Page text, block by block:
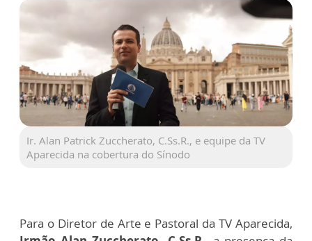
Ir. Alan Patrick Zuccherato, C.Ss.R., e equipe da TV
Aparecida na cobertura do Sínodo
Para o Diretor de Arte e Pastoral da TV Aparecida,